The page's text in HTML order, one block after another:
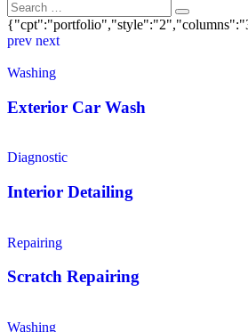
prev next
Washing
Exterior Car Wash
Diagnostic
Interior Detailing
Repairing
Scratch Repairing
Washing